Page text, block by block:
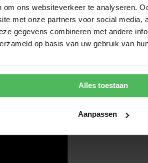
om ons websiteverkeer te analyseren.
met onze partners voor social media,
gegevens combineren met andere
op basis van uw gebruik van
Alles toestaan
Aanpassen